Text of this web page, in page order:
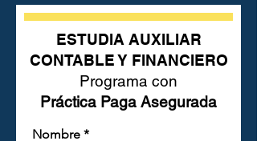
ESTUDIA AUXILIAR
CONTABLE Y FINANCIERO
Programa con
Práctica Paga Asegurada
Nombre